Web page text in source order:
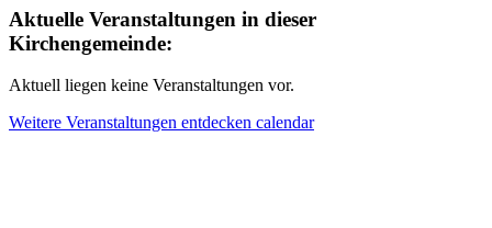
Aktuelle Veranstaltungen in dieser
Kirchengemeinde:
Aktuell liegen keine Veranstaltungen vor.
Weitere Veranstaltungen entdecken calendar